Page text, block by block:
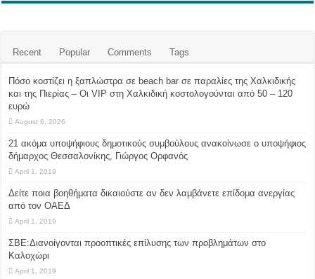
Recent Popular Comments Tags
Πόσο κοστίζει η ξαπλώστρα σε beach bar σε παραλίες της Χαλκιδικής
και της Πιερίας – Οι VIP στη Χαλκιδική κοστολογούνται από 50 – 120
ευρώ
August 6, 2026
21 ακόμα υποψήφιους δημοτικούς συμβούλους ανακοίνωσε ο υποψήφιος
δήμαρχος Θεσσαλονίκης, Γιώργος Ορφανός
April 1, 2019
Δείτε ποια βοηθήματα δικαιούστε αν δεν λαμβάνετε επίδομα ανεργίας
από τον ΟΑΕΔ
April 1, 2019
ΣΒΕ:Διανοίγονται προοπτικές επίλυσης των προβλημάτων στο
Καλοχώρι
April 1, 2019